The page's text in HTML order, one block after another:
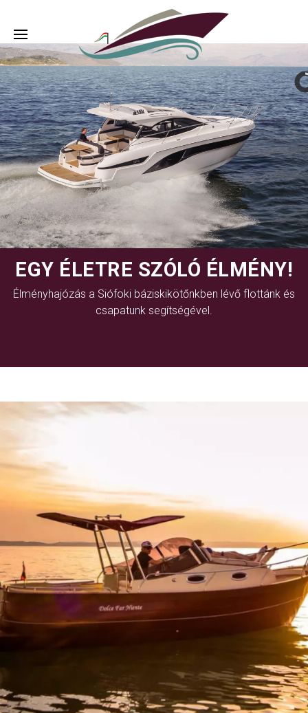
EGY ÉLETRE SZÓLÓ ÉLMÉNY!
Élményhajózás a Siófoki báziskikötőnkben lévő flottánk és
csapatunk segítségével.